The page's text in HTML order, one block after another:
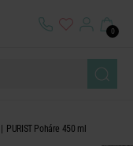
0
PURIST Poháre 450 ml